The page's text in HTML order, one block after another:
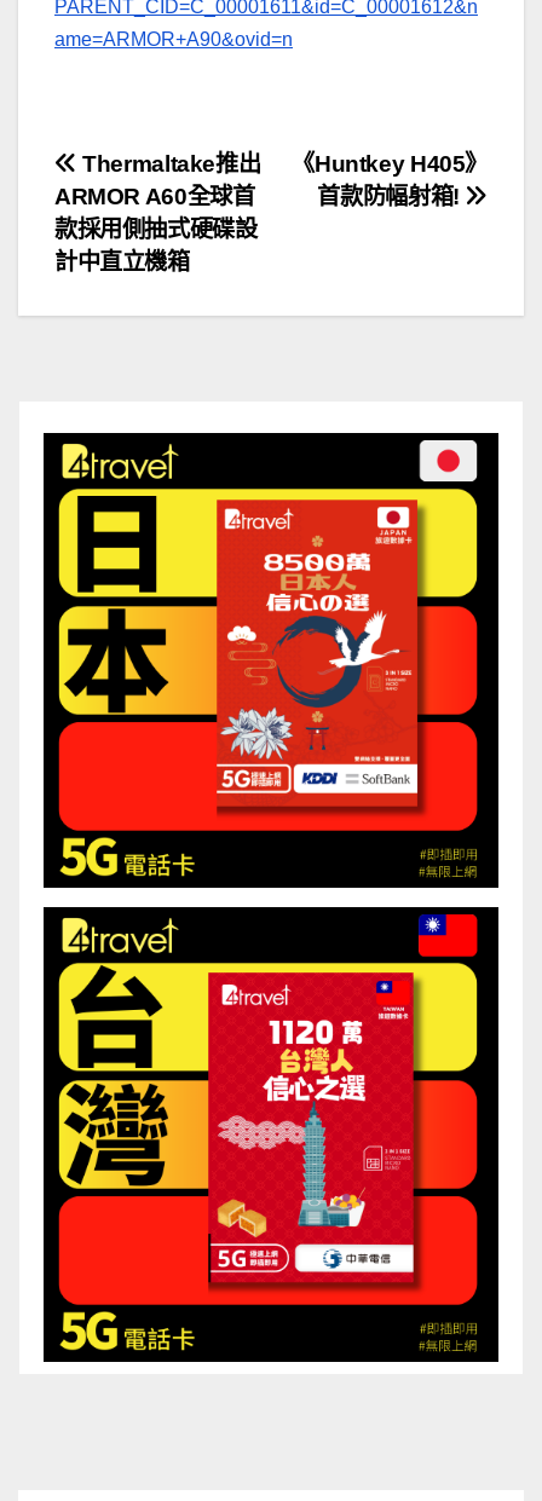
PARENT_CID=C_00001611&id=C_00001612&n
ame=ARMOR+A90&ovid=n
文
章
導
覽
《Huntkey H405》
首款防幅射箱!
Thermaltake推出
ARMOR A60全球首
款採用側抽式硬碟設
計中直立機箱